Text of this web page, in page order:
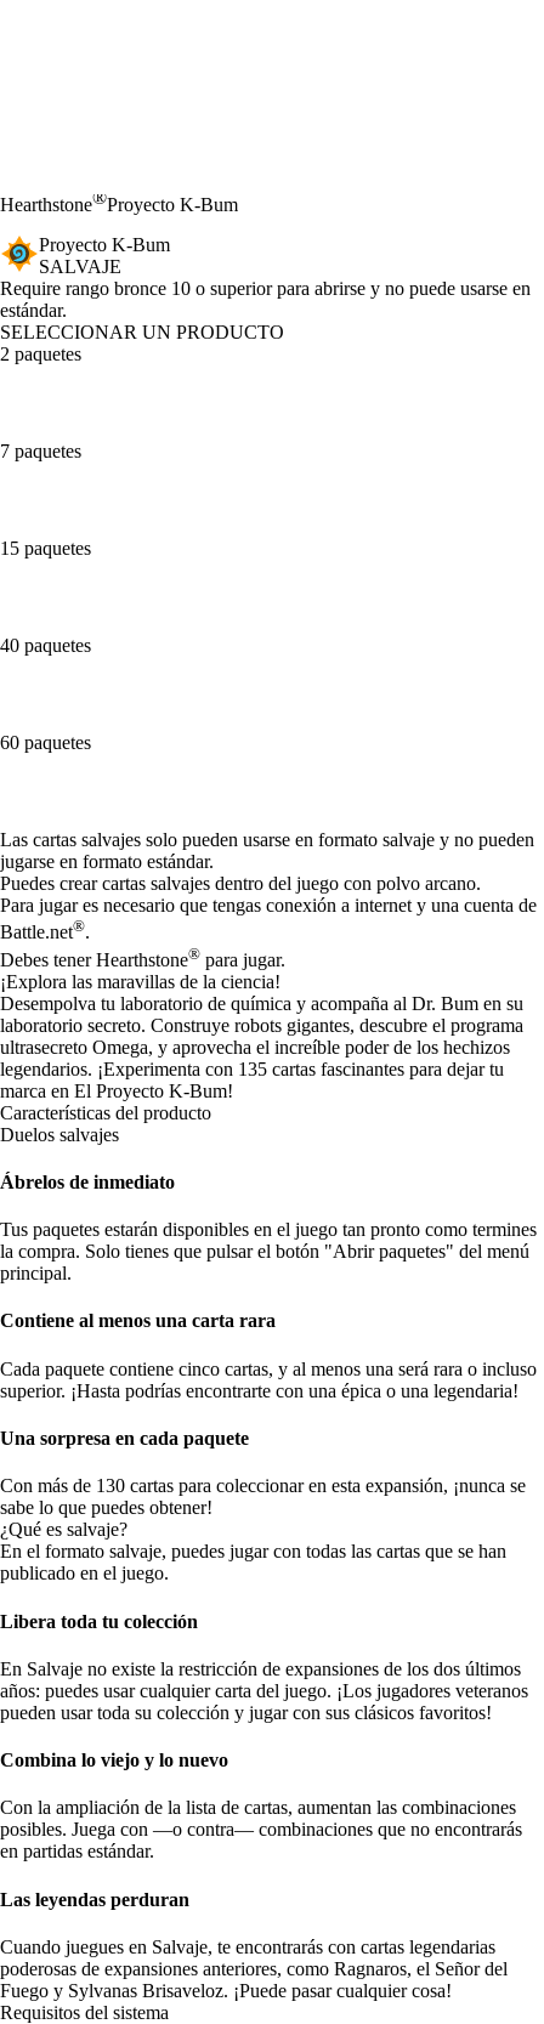
Hearthstone®Proyecto K-Bum
Proyecto K-Bum
SALVAJE
Product Notification
Require rango bronce 10 o superior para abrirse y no puede usarse en
estándar.
SELECCIONAR UN PRODUCTO
2 paquetes
7 paquetes
15 paquetes
40 paquetes
60 paquetes
Available actions
Las cartas salvajes solo pueden usarse en formato salvaje y no pueden
jugarse en formato estándar.
Puedes crear cartas salvajes dentro del juego con polvo arcano.
Para jugar es necesario que tengas conexión a internet y una cuenta de
Battle.net®.
Debes tener Hearthstone® para jugar.
¡Explora las maravillas de la ciencia!
Desempolva tu laboratorio de química y acompaña al Dr. Bum en su
laboratorio secreto. Construye robots gigantes, descubre el programa
ultrasecreto Omega, y aprovecha el increíble poder de los hechizos
legendarios. ¡Experimenta con 135 cartas fascinantes para dejar tu
marca en El Proyecto K-Bum!
Características del producto
Duelos salvajes
Ábrelos de inmediato
Tus paquetes estarán disponibles en el juego tan pronto como termines
la compra. Solo tienes que pulsar el botón "Abrir paquetes" del menú
principal.
Contiene al menos una carta rara
Cada paquete contiene cinco cartas, y al menos una será rara o incluso
superior. ¡Hasta podrías encontrarte con una épica o una legendaria!
Una sorpresa en cada paquete
Con más de 130 cartas para coleccionar en esta expansión, ¡nunca se
sabe lo que puedes obtener!
¿Qué es salvaje?
En el formato salvaje, puedes jugar con todas las cartas que se han
publicado en el juego.
Libera toda tu colección
En Salvaje no existe la restricción de expansiones de los dos últimos
años: puedes usar cualquier carta del juego. ¡Los jugadores veteranos
pueden usar toda su colección y jugar con sus clásicos favoritos!
Combina lo viejo y lo nuevo
Con la ampliación de la lista de cartas, aumentan las combinaciones
posibles. Juega con —o contra— combinaciones que no encontrarás
en partidas estándar.
Las leyendas perduran
Cuando juegues en Salvaje, te encontrarás con cartas legendarias
poderosas de expansiones anteriores, como Ragnaros, el Señor del
Fuego y Sylvanas Brisaveloz. ¡Puede pasar cualquier cosa!
Requisitos del sistema